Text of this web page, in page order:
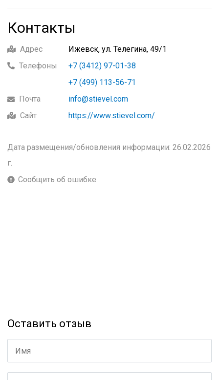
Контакты
Адрес
Ижевск, ул. Телегина, 49/1
Телефоны
+7 (3412) 97-01-38
+7 (499) 113-56-71
Почта
info@stievel.com
Сайт
https://www.stievel.com/
Дата размещения/обновления информации: 26.02.2026
г.
Сообщить об ошибке
Оставить отзыв